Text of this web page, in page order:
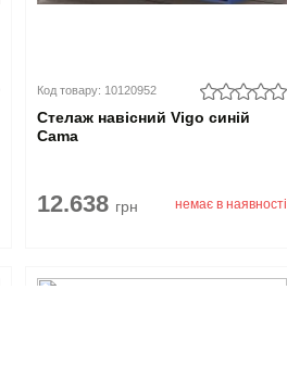
Код товару: 10120952
Стелаж навісний Vigo синій
Cama
12.638 грн немає в наявності